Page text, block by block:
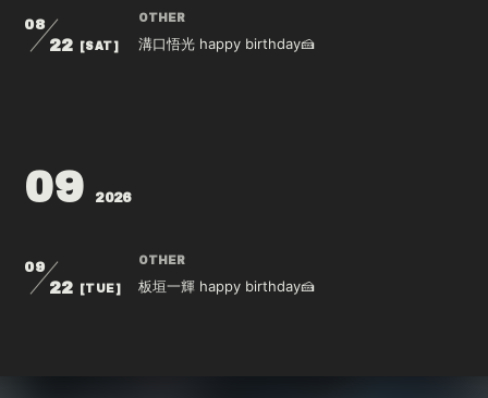
08
22 [SAT]
OTHER
溝口悟光 happy birthday🍰
09 2026
09
22 [TUE]
OTHER
板垣一輝 happy birthday🍰